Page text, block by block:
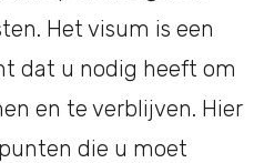
Het visum is een
dat u nodig heeft om
en te verblijven. Hier
die u moet